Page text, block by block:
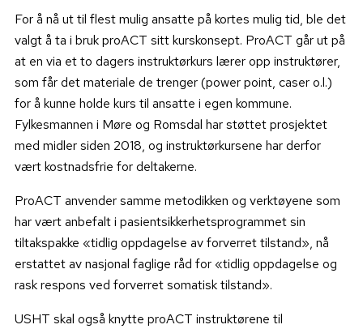
For å nå ut til flest mulig ansatte på kortes mulig tid, ble det
valgt å ta i bruk proACT sitt kurskonsept. ProACT går ut på
at en via et to dagers instruktørkurs lærer opp instruktører,
som får det materiale de trenger (power point, caser o.l.)
for å kunne holde kurs til ansatte i egen kommune.
Fylkesmannen i Møre og Romsdal har støttet prosjektet
med midler siden 2018, og instruktørkursene har derfor
vært kostnadsfrie for deltakerne.
ProACT anvender samme metodikken og verktøyene som
har vært anbefalt i pasientsikkerhetsprogrammet sin
tiltakspakke «tidlig oppdagelse av forverret tilstand», nå
erstattet av nasjonal faglige råd for «tidlig oppdagelse og
rask respons ved forverret somatisk tilstand».
USHT skal også knytte proACT instruktørene til